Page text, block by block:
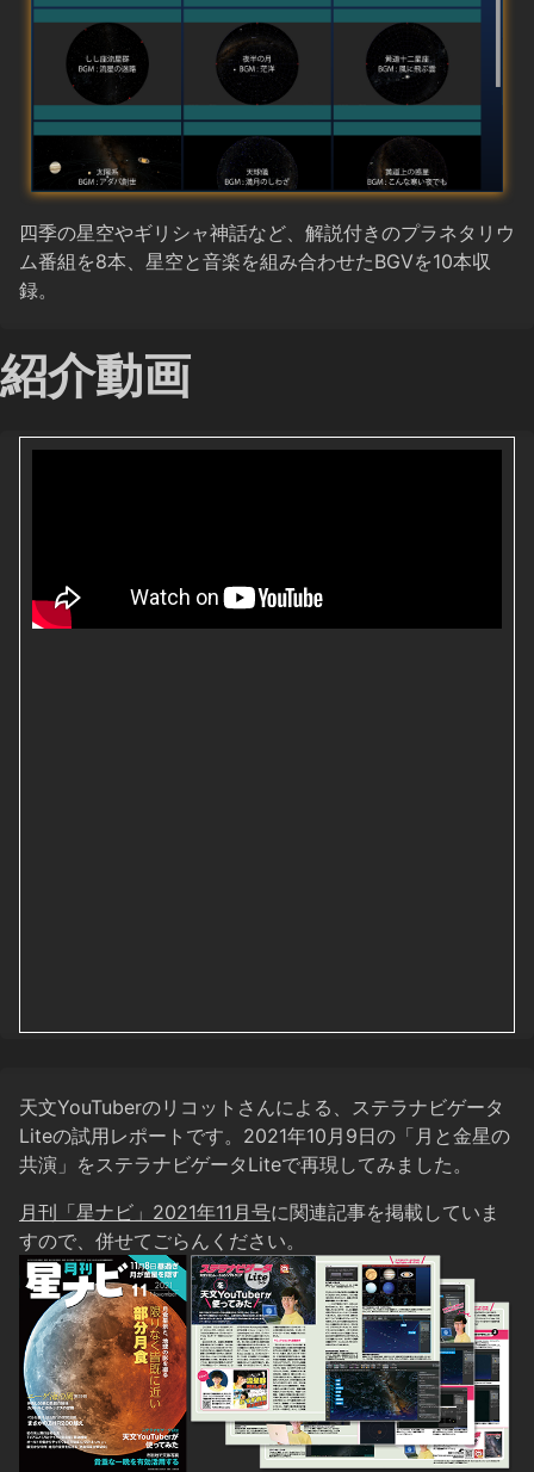
四季の星空やギリシャ神話など、解説付きのプラネタリウ
ム番組を8本、星空と音楽を組み合わせたBGVを10本収
録。
紹介動画
天文YouTuberのリコットさんによる、ステラナビゲータ
Liteの試用レポートです。2021年10月9日の「月と金星の
共演」をステラナビゲータLiteで再現してみました。
月刊「星ナビ」2021年11月号に関連記事を掲載していま
すので、併せてごらんください。